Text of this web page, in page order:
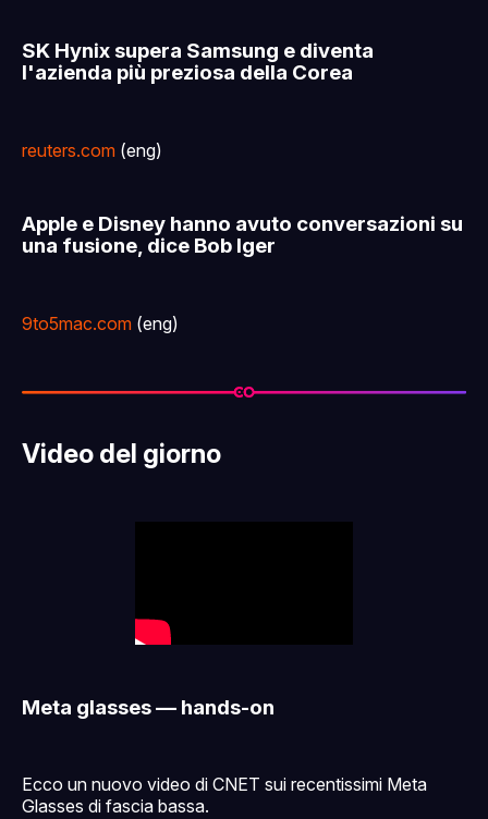
SK Hynix supera Samsung e diventa
l'azienda più preziosa della Corea
reuters.com (eng)
Apple e Disney hanno avuto conversazioni su
una fusione, dice Bob Iger
9to5mac.com (eng)
Video del giorno
Meta glasses — hands-on
Ecco un nuovo video di CNET sui recentissimi Meta
Glasses di fascia bassa.